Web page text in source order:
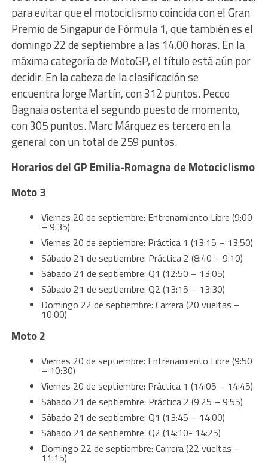
para evitar que el motociclismo coincida con el Gran
Premio de Singapur de Fórmula 1, que también es el
domingo 22 de septiembre a las 14.00 horas. En la
máxima categoría de MotoGP, el título está aún por
decidir. En la cabeza de la clasificación se
encuentra Jorge Martín, con 312 puntos. Pecco
Bagnaia ostenta el segundo puesto de momento,
con 305 puntos. Marc Márquez es tercero en la
general con un total de 259 puntos.
Horarios del GP Emilia-Romagna de Motociclismo
Moto 3
Viernes 20 de septiembre: Entrenamiento Libre (9:00
– 9:35)
Viernes 20 de septiembre: Práctica 1 (13:15 – 13:50)
Sábado 21 de septiembre: Práctica 2 (8:40 – 9:10)
Sábado 21 de septiembre: Q1 (12:50 – 13:05)
Sábado 21 de septiembre: Q2 (13:15 – 13:30)
Domingo 22 de septiembre: Carrera (20 vueltas –
10:00)
Moto 2
Viernes 20 de septiembre: Entrenamiento Libre (9:50
– 10:30)
Viernes 20 de septiembre: Práctica 1 (14:05 – 14:45)
Sábado 21 de septiembre: Práctica 2 (9:25 – 9:55)
Sábado 21 de septiembre: Q1 (13:45 – 14:00)
Sábado 21 de septiembre: Q2 (14:10- 14:25)
Domingo 22 de septiembre: Carrera (22 vueltas –
11:15)